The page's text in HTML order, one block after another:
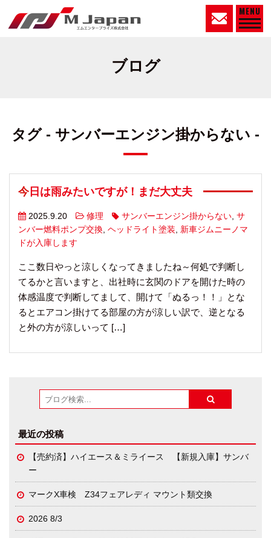
MENU
ブログ
タグ - サンバーエンジン掛からない -
今日は雨みたいですが！まだ大丈夫
2025.9.20 修理 サンバーエンジン掛からない, サ
ンバー燃料ポンプ交換, ヘッドライト塗装, 新車ジムニーノマ
ドが入庫します
ここ数日やっと涼しくなってきましたね～何処で判断し
てるかと言いますと、出社時に玄関のドアを開けた時の
体感温度で判断してまして、開けて「ぬるっ！！」とな
るとエアコン掛けてる部屋の方が涼しい訳で、逆となる
と外の方が涼しいって […]
最近の投稿
【売約済】ハイエース＆ミライース 【新規入庫】サンバ
ー
マークX車検 Z34フェアレディ マウント類交換
2026 8/3